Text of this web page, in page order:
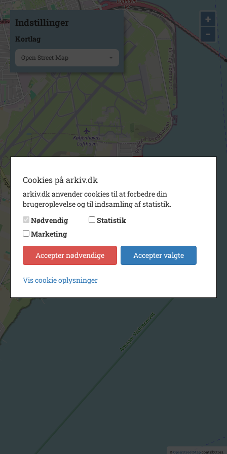
+
−
© OpenStreetMapcontributors.
Indstillinger
Kortlag
Open Street Map
Cookies på arkiv.dk
arkiv.dk anvender cookies til at forbedre din
brugeroplevelse og til indsamling af statistik.
Nødvendig
Statistik
Marketing
Accepter nødvendige Accepter valgte
Vis cookie oplysninger